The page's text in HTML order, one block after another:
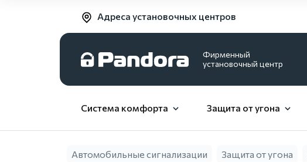
Адреса установочных центров
Фирменный
установочный центр
Система комфорта Защита от угона
Автомобильные сигнализации Защита от угона